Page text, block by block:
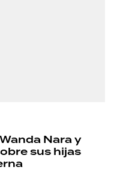
Nara y
sus hijas